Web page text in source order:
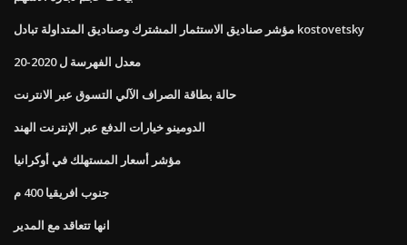
مؤشر صناديق الاستثمار المشترك وصناديق المتداولة تبادل kostovetsky
معدل الفهرسة ل 2020-20
حالة بطاقة الصراف الآلي التسوق عبر الانترنت
الدومينو خيارات الدفع عبر الإنترنت الهند
مؤشر أسعار المستهلك في أوكرانيا
جنوب افريقيا 400 م
انها تتعاقد مع المدير